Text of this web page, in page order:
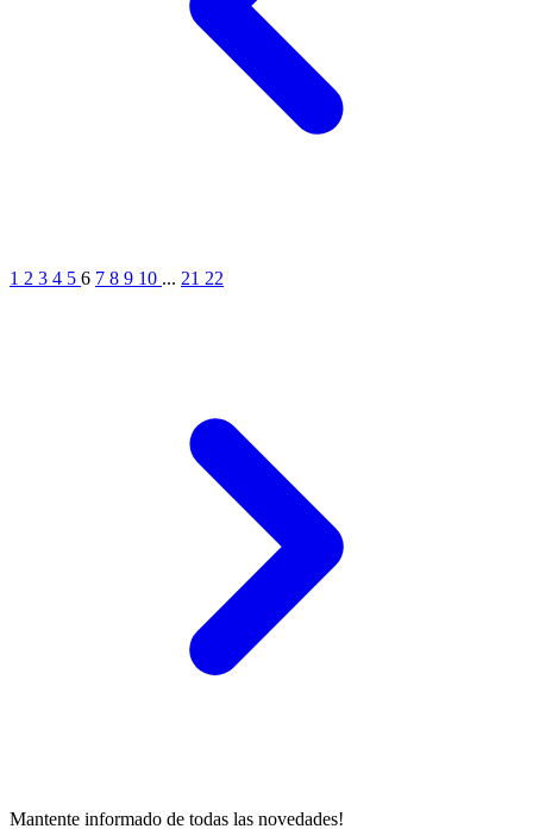
1 2 3 4 5 6 7 8 9 10 ... 21 22
Mantente informado de todas las novedades!